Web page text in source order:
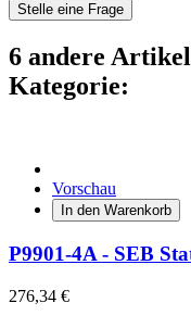
Stelle eine Frage
6 andere
Kategorie:
Vorschau
In den Warenkorb
P9901-4A - SEB
276,34 €